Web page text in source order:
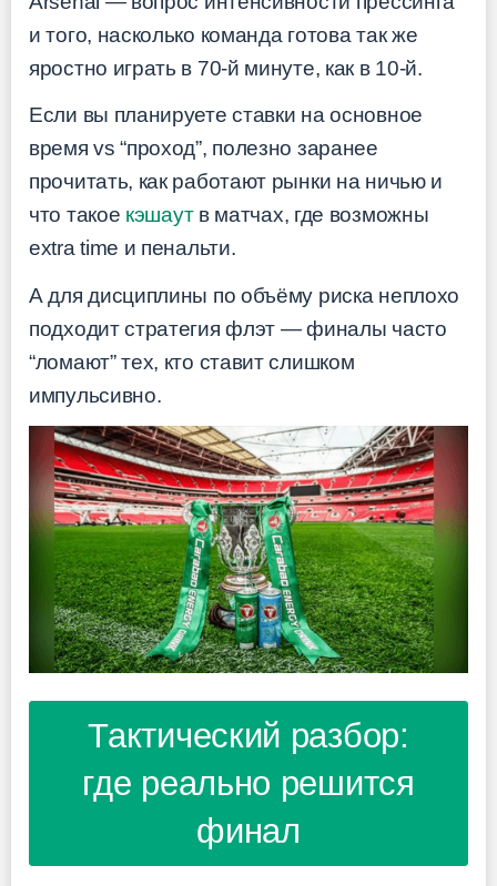
и того, насколько команда готова так же
яростно играть в 70-й минуте, как в 10-й.
Если вы планируете ставки на основное
время vs “проход”, полезно заранее
прочитать, как работают рынки на ничью и
что такое кэшаутв матчах, где возможны
extra time и пенальти.
А для дисциплины по объёму риска неплохо
подходит стратегия флэт — финалы часто
“ломают” тех, кто ставит слишком
импульсивно.
Тактический разбор:
где реально решится
финал